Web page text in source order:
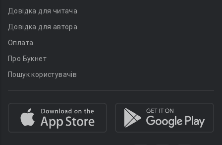
Довідка для читача
Довідка для автора
Оплата
Про Букнет
Пошук користувачів